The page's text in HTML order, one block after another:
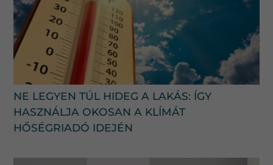
NE LEGYEN TÚL HIDEG A LAKÁS: ÍGY
HASZNÁLJA OKOSAN A KLÍMÁT
HŐSÉGRIADÓ IDEJÉN